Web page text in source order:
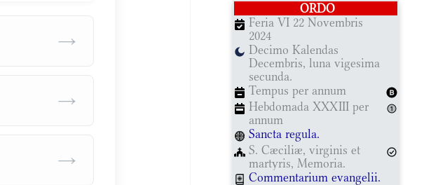
→
→
→
ORDO
Feria VI 22 Novembris
2024
Decimo Kalendas
Decembris, luna vigesima
secunda.
Tempus per annum
Hebdomada XXXIII per
annum
Sancta regula.
S. Cæciliæ, virginis et
martyris, Memoria.
Commentarium evangelii.